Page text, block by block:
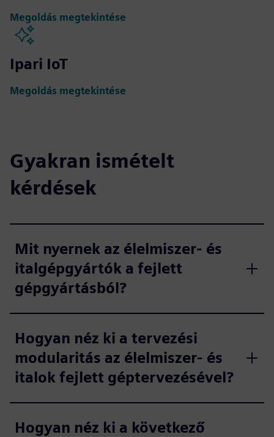
Megoldás megtekintése
Ipari IoT
Megoldás megtekintése
Gyakran ismételt
kérdések
Mit nyernek az élelmiszer- és
italgépgyártók a fejlett
gépgyártásból?
Hogyan néz ki a tervezési
modularitás az élelmiszer- és
italok fejlett géptervezésével?
Hogyan néz ki a következő